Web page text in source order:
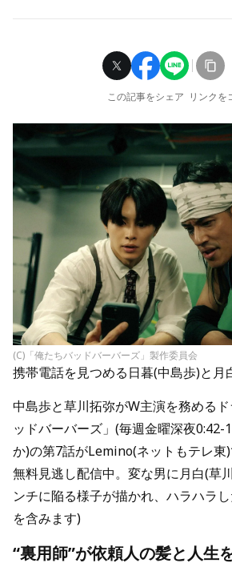
この記事をシェア リンクを
(C)「俺たちバッドバーバーズ」製作委員会
携帯電話を見つめる日暮(中島歩)と月
中島歩と草川拓弥がW主演を務める
ッドバーバーズ」(毎週金曜深夜0:42-
か)の第7話がLemino(ネットもテレ東
無料見逃し配信中。変な男に月白(草
ンチに陥る様子が描かれ、ハラハラ
を含みます)
“裏用師”が依頼人の髪と人生